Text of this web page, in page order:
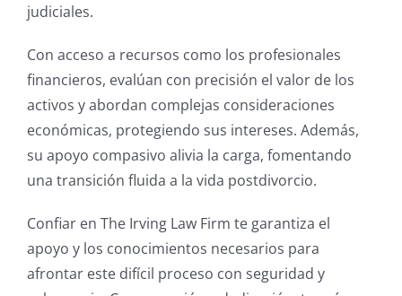
judiciales.
Con acceso a recursos como los profesionales
financieros, evalúan con precisión el valor de los
activos y abordan complejas consideraciones
económicas, protegiendo sus intereses. Además,
su apoyo compasivo alivia la carga, fomentando
una transición fluida a la vida postdivorcio.
Confiar en The Irving Law Firm te garantiza el
apoyo y los conocimientos necesarios para
afrontar este difícil proceso con seguridad y